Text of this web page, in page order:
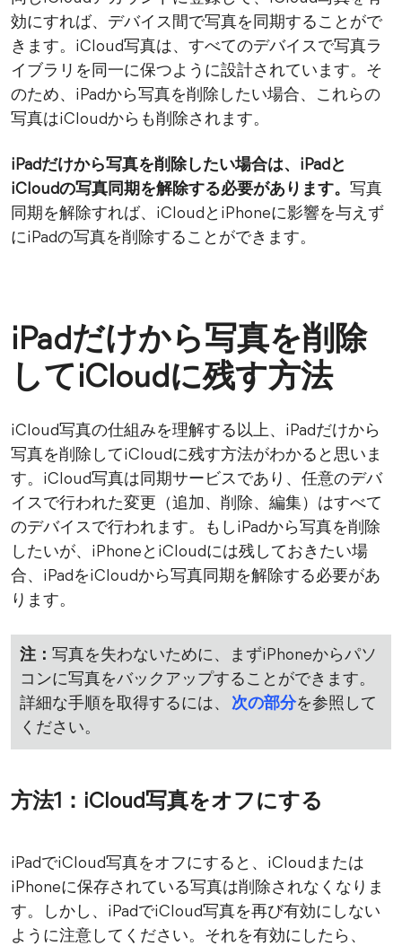
効にすれば、デバイス間で写真を同期することがで
きます。iCloud写真は、すべてのデバイスで写真ラ
イブラリを同一に保つように設計されています。そ
のため、iPadから写真を削除したい場合、これらの
写真はiCloudからも削除されます。
iPadだけから写真を削除したい場合は、iPadと
iCloudの写真同期を解除する必要があります。 写真
同期を解除すれば、iCloudとiPhoneに影響を与えず
にiPadの写真を削除することができます。
iPadだけから写真を削除
してiCloudに残す方法
iCloud写真の仕組みを理解する以上、iPadだけから
写真を削除してiCloudに残す方法がわかると思いま
す。iCloud写真は同期サービスであり、任意のデバ
イスで行われた変更（追加、削除、編集）はすべて
のデバイスで行われます。もしiPadから写真を削除
したいが、iPhoneとiCloudには残しておきたい場
合、iPadをiCloudから写真同期を解除する必要があ
ります。
注： 写真を失わないために、まずiPhoneからパソ
コンに写真をバックアップすることができます。
詳細な手順を取得するには、
次の部分を参照して
ください。
方法1：iCloud写真をオフにする
iPadでiCloud写真をオフにすると、iCloudまたは
iPhoneに保存されている写真は削除されなくなりま
す。しかし、iPadでiCloud写真を再び有効にしない
ように注意してください。それを有効にしたら、